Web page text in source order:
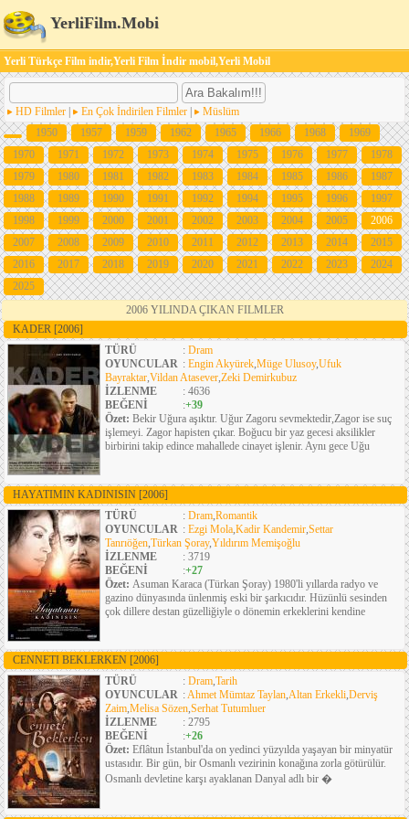
YerliFilm.Mobi
Yerli Türkçe Film indir,Yerli Film İndir mobil,Yerli Mobil
HD Filmler En Çok İndirilen Filmler
Müslüm
1950
1957 1959 1962 1965 1966 1968
1969
1970
1971 1972 1973 1974 1975 1976 1977
1978
1979
1980 1981 1982 1983 1984 1985 1986
1987
1988
1989 1990 1991 1992 1994 1995 1996
1997
1998
1999 2000 2001 2002 2003 2004 2005
2006
2007
2008 2009 2010 2011 2012 2013 2014
2015
2016
2017 2018 2019 2020 2021 2022 2023
2024
2025
2006 YILINDA ÇIKAN FILMLER
KADER [2006]
TÜRÜ
: Dram
OYUNCULAR : Engin Akyürek,Müge Ulusoy,Ufuk
Bayraktar,Vildan Atasever,Zeki Demirkubuz
İZLENME
: 4636
BEĞENİ
:+39
Özet: Bekir Uğura aşıktır. Uğur Zagoru sevmektedir,Zagor ise suç
işlemeyi. Zagor hapisten çıkar. Boğucu bir yaz gecesi aksilikler
birbirini takip edince mahallede cinayet işlenir. Aynı gece Uğu
HAYATIMIN KADINISIN [2006]
TÜRÜ
: Dram,Romantik
OYUNCULAR : Ezgi Mola,Kadir Kandemir,Settar
Tanrıöğen,Türkan Şoray,Yıldırım Memişoğlu
İZLENME
: 3719
BEĞENİ
:+27
Özet: Asuman Karaca (Türkan Şoray) 1980'li yıllarda radyo ve
gazino dünyasında ünlenmiş eski bir şarkıcıdır. Hüzünlü sesinden
çok dillere destan güzelliğiyle o dönemin erkeklerini kendine
CENNETI BEKLERKEN [2006]
TÜRÜ
: Dram,Tarih
OYUNCULAR :Ahmet Mümtaz Taylan,Altan Erkekli,Derviş
Zaim,Melisa Sözen,Serhat Tutumluer
İZLENME
: 2795
BEĞENİ
:+26
Özet: Eflâtun İstanbul'da on yedinci yüzyılda yaşayan bir minyatür
ustasıdır. Bir gün, bir Osmanlı vezirinin konağına zorla götürülür.
Osmanlı devletine karşı ayaklanan Danyal adlı bir �